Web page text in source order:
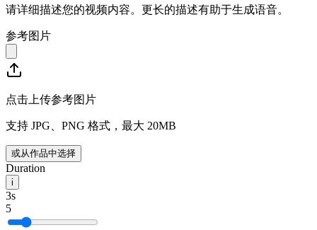
请详细描述您的视频内容。更长的描述有助于生成语音。
参考图片
点击上传参考图片
支持 JPG、PNG 格式，最大 20MB
或从作品中选择
Duration
i
3s
5